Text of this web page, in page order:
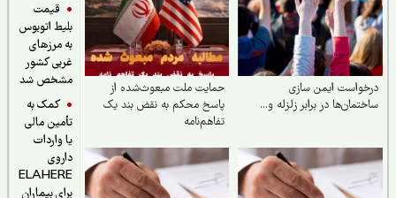
قیمت
بلیط اتوبوس
به مرزهای
غربی کشور
مشخص شد
کمک به
تأمین مالی
یا واردات
داروی
ELAHERE
برای بیماران
ایمن‌ سازی
در برابر زلزله و...
حمایت ملت مبعوث‌شده از
پاسخ محکم به نقض بند یک
تفاهم‌نامه